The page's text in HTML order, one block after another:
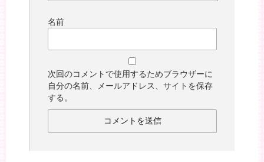
名前
次回のコメントで使用するためブラウザーに
自分の名前、メールアドレス、サイトを保存
する。